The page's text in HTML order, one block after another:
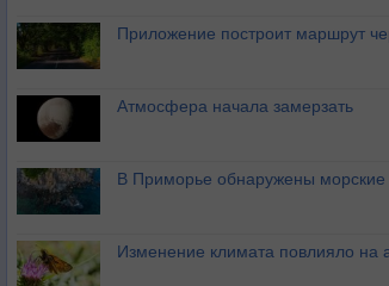
Приложение построит маршрут
Атмосфера начала замерзать
В Приморье обнаружены морские
Изменение климата повлияло на